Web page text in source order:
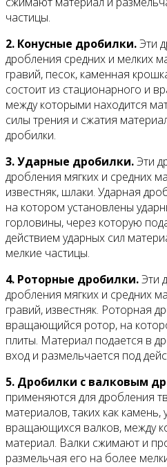
частицы.
2. Конусные дробилки.Эти
дробления средних и мелких
гравий, песок, каменная
состоит из стационарного и
между которыми находится
силы трения и сжатия
дробилки.
3. Ударные дробилки.Эти
дробления мягких и средних
известняк, шлаки. Ударная
на котором установлены
горловины, через которую
действием ударных сил
мелкие частицы.
4. Роторные дробилки.Эти
дробления мягких и средних
гравий, известняк. Роторная
вращающийся ротор, на
плиты. Материал подается в
вход и размельчается под
5. Дробилки с валковым
применяются для дробления
материалов, таких как камень,
вращающихся валков, между
материал. Валки сжимают и
размельчая его на более